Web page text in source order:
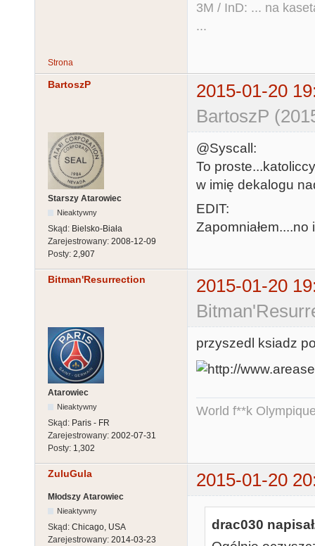
3M / InD: ... na
...
Strona
BartoszP
2015-01-20
BartoszP
Starszy Atarowiec
Nieaktywny
Skąd: Bielsko-Biała
Zarejestrowany: 2008-12-09
Posty: 2,907
@Syscall:
To
w imię dekalogu
EDIT:
Bitman'Resurrection
2015-01-20
Atarowiec
Nieaktywny
Skąd: Paris - FR
Zarejestrowany: 2002-07-31
Posty: 1,302
przyszedl ksiadz
World f**k
ZuluGula 2015-01-20
Młodszy Atarowiec
Nieaktywny
Skąd: Chicago, USA
Zarejestrowany: 2014-03-23
drac030